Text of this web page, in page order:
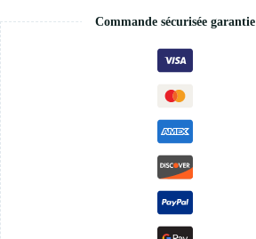
Commande sécurisée garantie